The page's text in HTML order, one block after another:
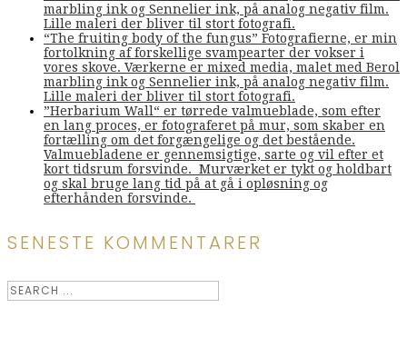
marbling ink og Sennelier ink, på analog negativ film.
Lille maleri der bliver til stort fotografi.
“The fruiting body of the fungus” Fotografierne, er min
fortolkning af forskellige svampearter der vokser i
vores skove. Værkerne er mixed media, malet med Berol
marbling ink og Sennelier ink, på analog negativ film.
Lille maleri der bliver til stort fotografi.
”Herbarium Wall“ er tørrede valmueblade, som efter
en lang proces, er fotograferet på mur, som skaber en
fortælling om det forgængelige og det bestående.
Valmuebladene er gennemsigtige, sarte og vil efter et
kort tidsrum forsvinde. Murværket er tykt og holdbart
og skal bruge lang tid på at gå i opløsning og
efterhånden forsvinde.
SENESTE KOMMENTARER